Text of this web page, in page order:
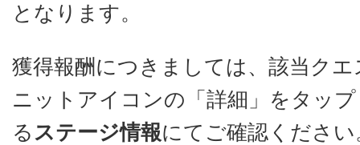
となります。
獲得報酬につきましては、該当ク
ニットアイコンの「詳細」をタッ
るステージ情報にてご確認ください